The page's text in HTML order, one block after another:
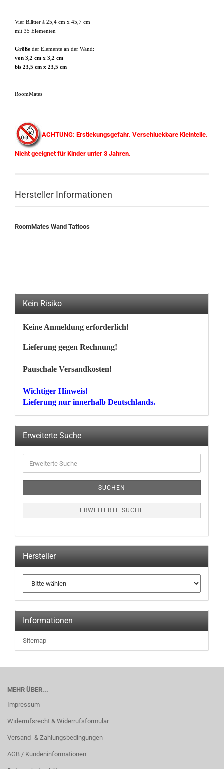
Vier Blätter á 25,4 cm x 45,7 cm
mit 35 Elementen
Größe der Elemente an der Wand:
von 3,2 cm x 3,2 cm
bis 23,5 cm x 23,5 cm
RoomMates
ACHTUNG: Erstickungsgefahr. Verschluckbare Kleinteile.
Nicht geeignet für Kinder unter 3 Jahren.
Hersteller Informationen
RoomMates Wand Tattoos
Kein Risiko
Keine Anmeldung erforderlich!
Lieferung gegen Rechnung!
Pauschale Versandkosten!
Wichtiger Hinweis!
Lieferung nur innerhalb Deutschlands.
Erweiterte Suche
Suche
SUCHEN
ERWEITERTE SUCHE
Hersteller
Informationen
Sitemap
MEHR ÜBER...
Impressum
Widerrufsrecht & Widerrufsformular
Versand- & Zahlungsbedingungen
AGB / Kundeninformationen